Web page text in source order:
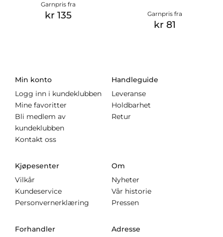
Garnpris fra
kr 135 Garnpris fra
kr 81
Min konto
Logg inn i kundeklubben
Mine favoritter
Bli medlem av
kundeklubben
Kontakt oss
Handleguide
Leveranse
Holdbarhet
Retur
Kjøpesenter
Vilkår
Kundeservice
Personvernerklæring
Om
Nyheter
Vår historie
Pressen
Forhandler Adresse